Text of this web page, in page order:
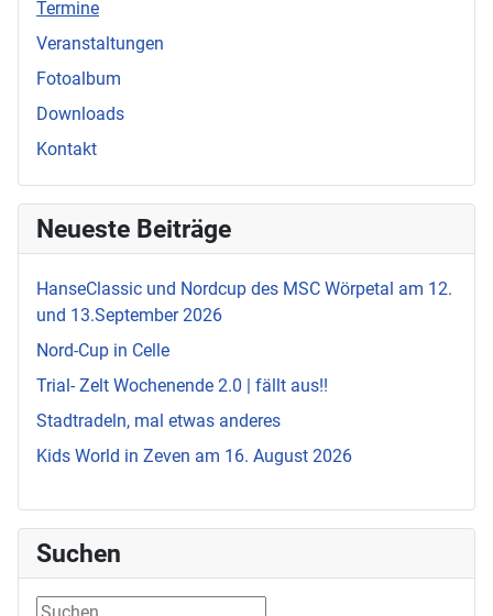
Termine
Veranstaltungen
Fotoalbum
Downloads
Kontakt
Neueste Beiträge
HanseClassic und Nordcup des MSC Wörpetal am 12.
und 13.September 2026
Nord-Cup in Celle
Trial- Zelt Wochenende 2.0 | fällt aus!!
Stadtradeln, mal etwas anderes
Kids World in Zeven am 16. August 2026
Suchen
Suchen ...